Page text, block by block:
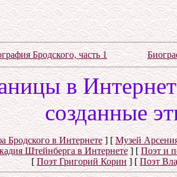
Бродского, часть 1
в
созданные
Бродского в Интернете] [Музей
Штейнберга в Интернете] [Поэт и
[Поэт Григорий Корин] [Поэт